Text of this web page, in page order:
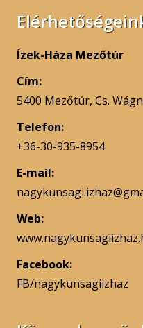
Ízek-Háza Mezőtúr
Cím:
5400 Mezőtúr, Cs.
Telefon:
+36-30-935-8954
E-mail:
Web:
Facebook:
FB/nagykunsagiizhaz